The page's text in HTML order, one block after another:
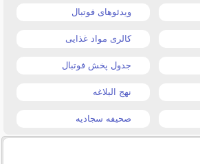
ویدئوهای فوتبال
کالری مواد غذایی
جدول پخش فوتبال
نهج البلاغه
صحیفه سجادیه